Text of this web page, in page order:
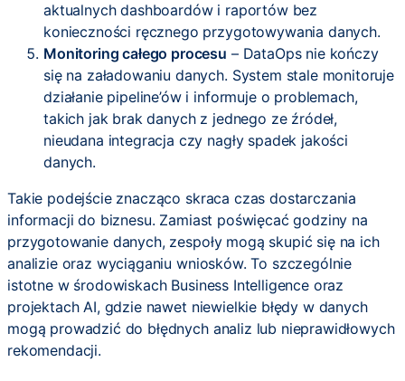
aktualnych dashboardów i raportów bez
konieczności ręcznego przygotowywania danych.
Monitoring całego procesu – DataOps nie kończy
się na załadowaniu danych. System stale monitoruje
działanie pipeline’ów i informuje o problemach,
takich jak brak danych z jednego ze źródeł,
nieudana integracja czy nagły spadek jakości
danych.
Takie podejście znacząco skraca czas dostarczania
informacji do biznesu. Zamiast poświęcać godziny na
przygotowanie danych, zespoły mogą skupić się na ich
analizie oraz wyciąganiu wniosków. To szczególnie
istotne w środowiskach Business Intelligence oraz
projektach AI, gdzie nawet niewielkie błędy w danych
mogą prowadzić do błędnych analiz lub nieprawidłowych
rekomendacji.